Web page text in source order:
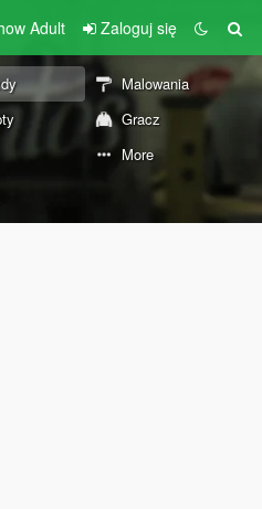
Adult Zaloguj się
Malowania
Gracz
More